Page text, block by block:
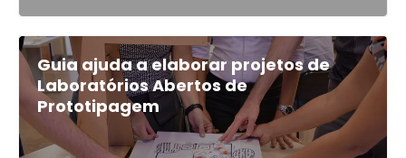
Guia ajuda a elaborar projetos de
Laboratórios Abertos de
Prototipagem